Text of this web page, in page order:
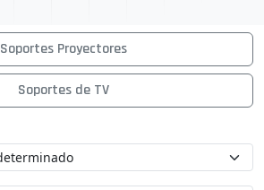
Soportes Proyectores
Soportes de TV